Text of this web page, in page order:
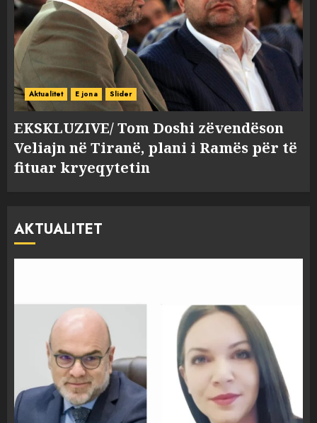
Aktualitet E jona Slider
EKSKLUZIVE/ Tom Doshi zëvendëson
Veliajn në Tiranë, plani i Ramës për të
fituar kryeqytetin
AKTUALITET